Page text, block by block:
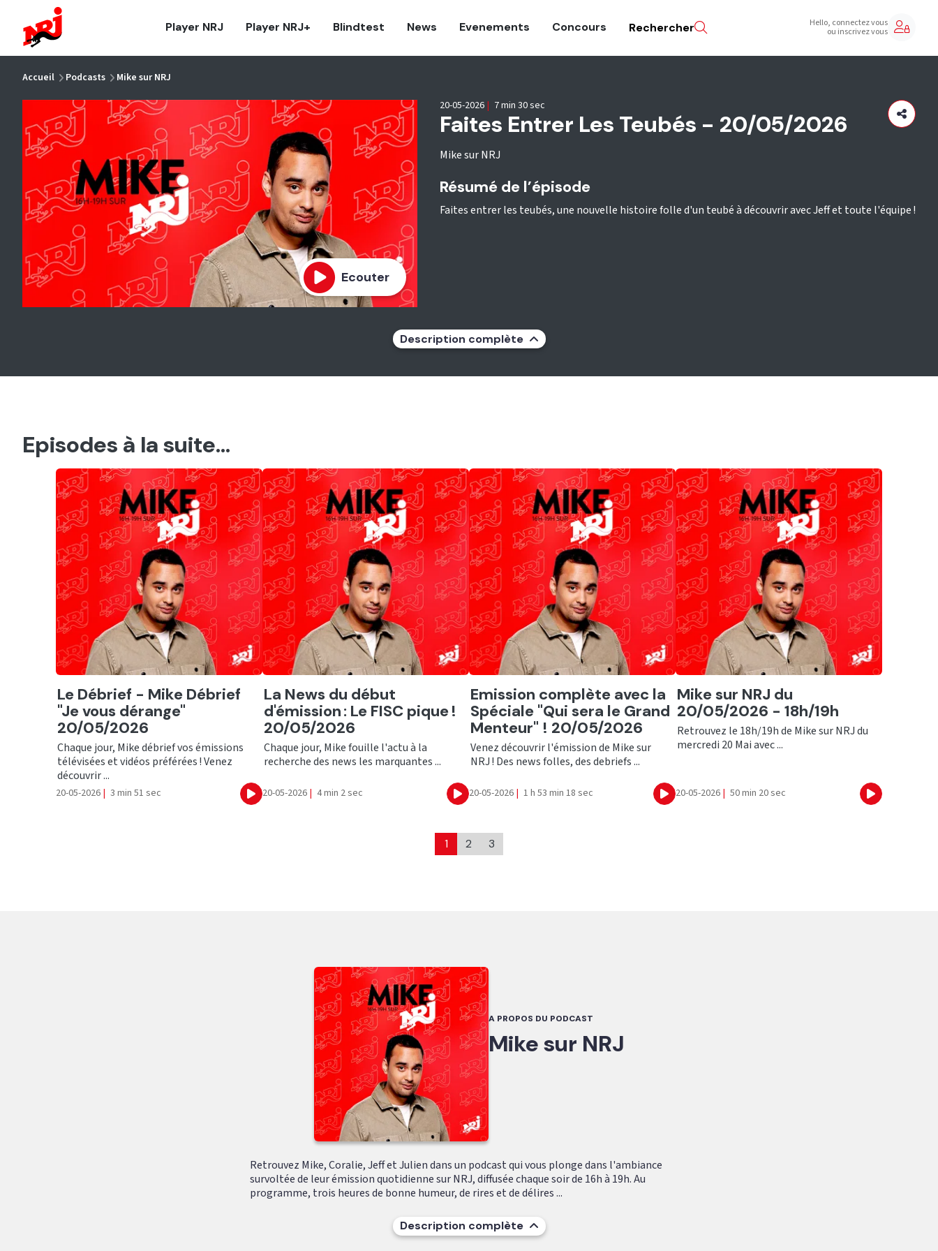
Player NRJ Player NRJ+ Blindtest News Evenements Concours Rechercher Hello, connectez vous
ou inscrivez vous
Accueil Podcasts Mike sur NRJ
Ecouter
Faites Entrer Les Teubés - 20/05/2026
Mike sur NRJ
20-05-2026 | 7 min 30 sec
Résumé de l’épisode
Faites entrer les teubés, une nouvelle histoire folle d'un teubé à découvrir avec Jeff et toute l'équipe !
Description complète
Episodes à la suite...
Ecouter
Le Débrief - Mike Débrief
"Je vous dérange"
20/05/2026
Chaque jour, Mike débrief vos émissions
télévisées et vidéos préférées ! Venez
découvrir ...
20-05-2026 | 3 min 51 sec Ecouter
Ecouter
La News du début
d'émission : Le FISC pique !
20/05/2026
Chaque jour, Mike fouille l'actu à la
recherche des news les marquantes ...
20-05-2026 | 4 min 2 sec Ecouter
Ecouter
Emission complète avec la
Spéciale "Qui sera le Grand
Menteur" ! 20/05/2026
Venez découvrir l'émission de Mike sur
NRJ ! Des news folles, des debriefs ...
20-05-2026 | 1 h 53 min 18 sec Ecouter
Ecouter
Mike sur NRJ du
20/05/2026 - 18h/19h
Retrouvez le 18h/19h de Mike sur NRJ du
mercredi 20 Mai avec ...
20-05-2026 | 50 min 20 sec Ecouter
1 2 3
A PROPOS DU PODCAST
Mike sur NRJ
Retrouvez Mike, Coralie, Jeff et Julien dans un podcast qui vous plonge dans l'ambiance
survoltée de leur émission quotidienne sur NRJ, diffusée chaque soir de 16h à 19h. Au
programme, trois heures de bonne humeur, de rires et de délires ...
Description complète